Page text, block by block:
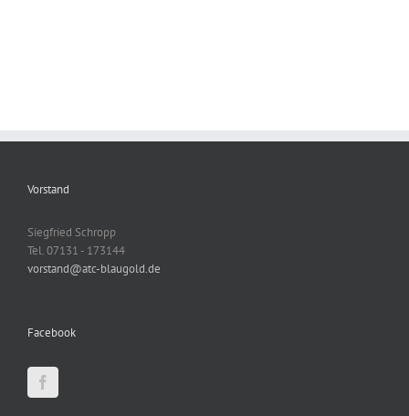
Vorstand
Siegfried Schropp
Tel. 07131 - 173144
vorstand@atc-blaugold.de
Facebook